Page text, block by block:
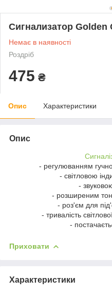
Сигнализатор Golden
Немає в наявності
Роздріб
475 ₴
Опис Характеристики
Опис
- регулюванням
- світловою
-
- розширеним
- роз'єм для
- тривалість
-
Приховати
Характеристики